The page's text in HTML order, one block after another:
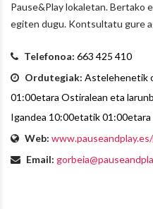
Pause&Play lokaletan. Bertako
egiten dugu. Kontsultatu gure
Telefonoa: 663 425 410
Ordutegiak: Astelehenetik
01:00etara Ostiralean eta
Igandea 10:00etatik 01:00etara
Web:
Email: